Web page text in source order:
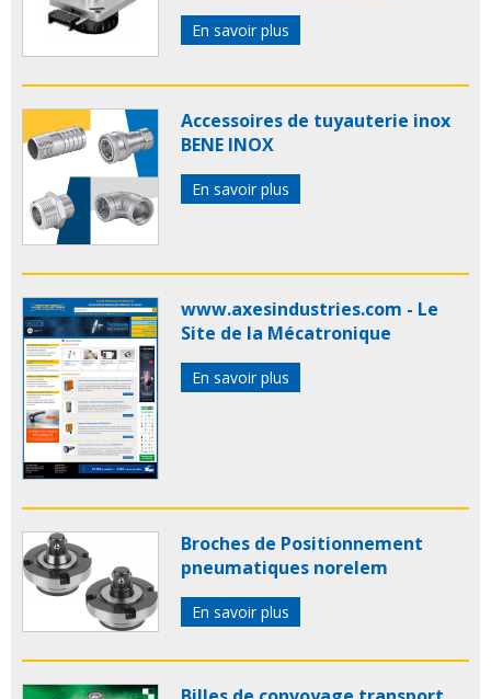
En savoir plus
Accessoires de tuyauterie inox
BENE INOX
En savoir plus
www.axesindustries.com - Le
Site de la Mécatronique
En savoir plus
Broches de Positionnement
pneumatiques norelem
En savoir plus